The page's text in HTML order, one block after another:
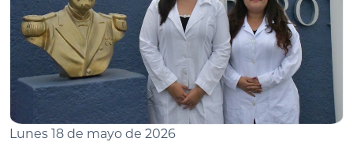
Lunes 18 de mayo de 2026